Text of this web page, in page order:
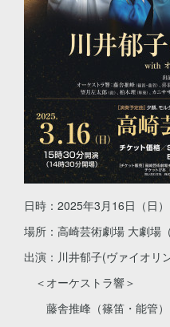
日時：2025年3月16日（日
場所：高崎芸術劇場 大劇場
出演：川井郁子(ヴァイオリ
＜オーケストラ響＞
藤舎推峰（篠笛・能管）